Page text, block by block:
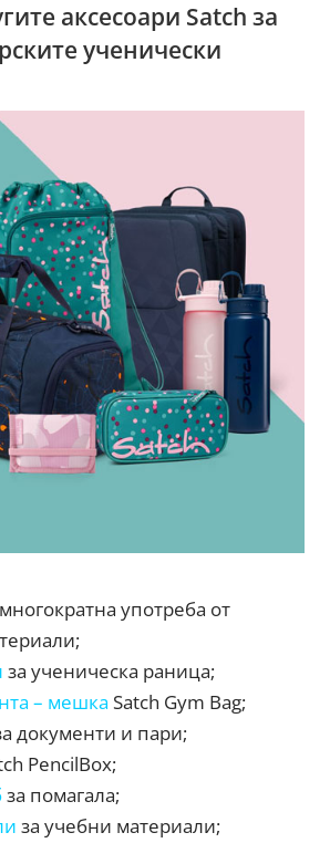
аксесоари Satch за
ученически
употреба от
за ученическа раница;
– мешка Satch Gym Bag;
документи и пари;
PencilBox;
за помагала;
за учебни материали;